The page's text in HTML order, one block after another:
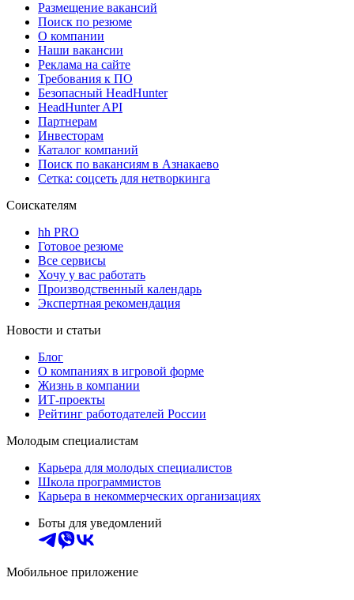
Размещение вакансий
Поиск по резюме
О компании
Наши вакансии
Реклама на сайте
Требования к ПО
Безопасный HeadHunter
HeadHunter API
Партнерам
Инвесторам
Каталог компаний
Поиск по вакансиям в Азнакаево
Сетка: соцсеть для нетворкинга
Соискателям
hh PRO
Готовое резюме
Все сервисы
Хочу у вас работать
Производственный календарь
Экспертная рекомендация
Новости и статьи
Блог
О компаниях в игровой форме
Жизнь в компании
ИТ-проекты
Рейтинг работодателей России
Молодым специалистам
Карьера для молодых специалистов
Школа программистов
Карьера в некоммерческих организациях
Боты для уведомлений
Мобильное приложение